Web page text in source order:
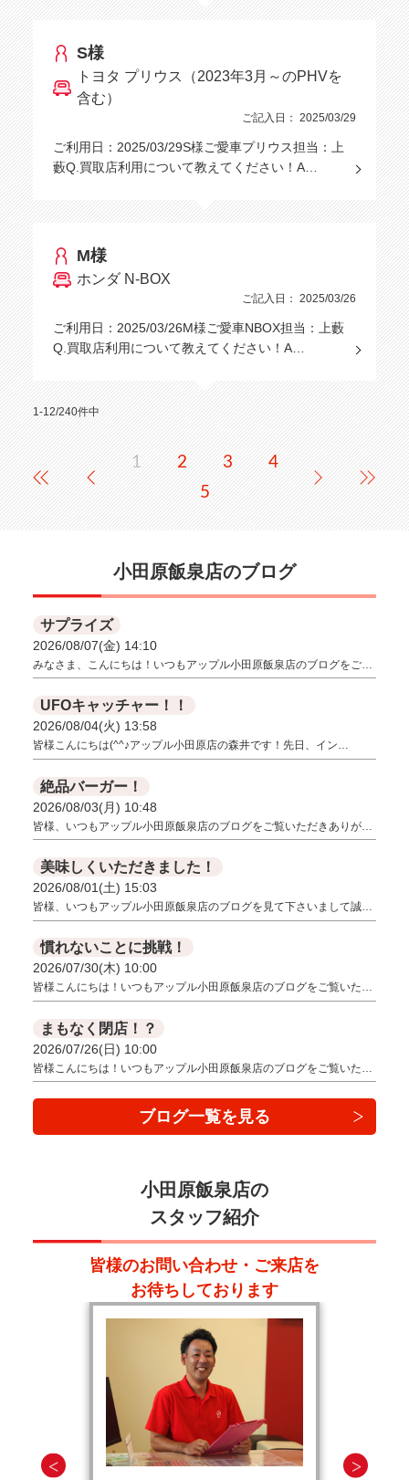
S様
トヨタ プリウス（2023年3月～のPHVを
含む）
ご記入日： 2025/03/29
ご利用日：2025/03/29S様ご愛車プリウス担当：上
藪Q.買取店利用について教えてください！A…
M様
ホンダ N-BOX
ご記入日： 2025/03/26
ご利用日：2025/03/26M様ご愛車NBOX担当：上藪
Q.買取店利用について教えてください！A…
1-12/240件中
1 2 3
4
5
小田原飯泉店のブログ
サプライズ
2026/08/07(金) 14:10
みなさま、こんにちは！いつもアップル小田原飯泉店のブログをご…
UFOキャッチャー！！
2026/08/04(火) 13:58
皆様こんにちは(^^♪アップル小田原店の森井です！先日、イン…
絶品バーガー！
2026/08/03(月) 10:48
皆様、いつもアップル小田原飯泉店のブログをご覧いただきありが…
美味しくいただきました！
2026/08/01(土) 15:03
皆様、いつもアップル小田原飯泉店のブログを見て下さいまして誠…
慣れないことに挑戦！
2026/07/30(木) 10:00
皆様こんにちは！いつもアップル小田原飯泉店のブログをご覧いた…
まもなく閉店！？
2026/07/26(日) 10:00
皆様こんにちは！いつもアップル小田原飯泉店のブログをご覧いた…
ブログ一覧を見る
小田原飯泉店の
スタッフ紹介
皆様のお問い合わせ・ご来店を
お待ちしております